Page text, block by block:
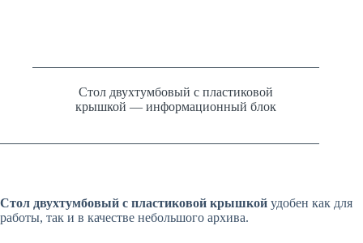
Стол двухтумбовый с пластиковой
крышкой — информационный блок
Стол двухтумбовый с пластиковой крышкой удобен как для
работы, так и в качестве небольшого архива.